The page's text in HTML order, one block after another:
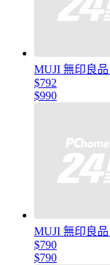
MUJI 無印良
$792
$990
MUJI 無印良
$790
$790